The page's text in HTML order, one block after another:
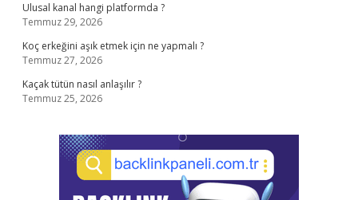
Ulusal kanal hangi platformda ?
Temmuz 29, 2026
Koç erkeğini aşık etmek için ne yapmalı ?
Temmuz 27, 2026
Kaçak tütün nasıl anlaşılır ?
Temmuz 25, 2026